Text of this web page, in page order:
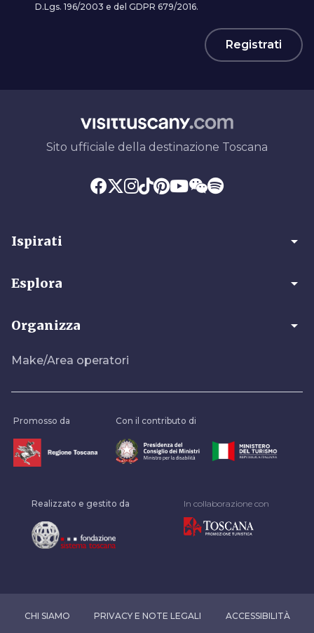
D.Lgs. 196/2003 e del GDPR 679/2016.
Registrati
Sito ufficiale della destinazione Toscana
Ispirati arrow_drop_down
Esplora arrow_drop_down
Organizza arrow_drop_down
Make/Area operatori
Promosso da Con il contributo di
Realizzato e gestito da In collaborazione con
CHI SIAMO PRIVACY E NOTE LEGALI ACCESSIBILITÀ